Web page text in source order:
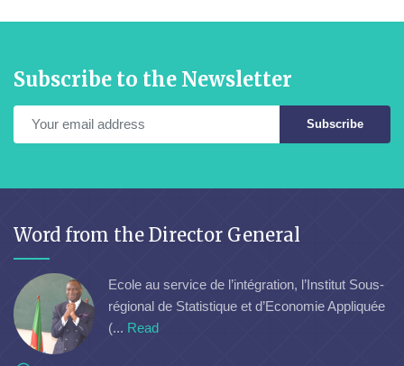
Subscribe to the Newsletter
Subscribe
Word from the Director General
Ecole au service de l’intégration, l’Institut Sous-
régional de Statistique et d’Economie Appliquée
(... Read